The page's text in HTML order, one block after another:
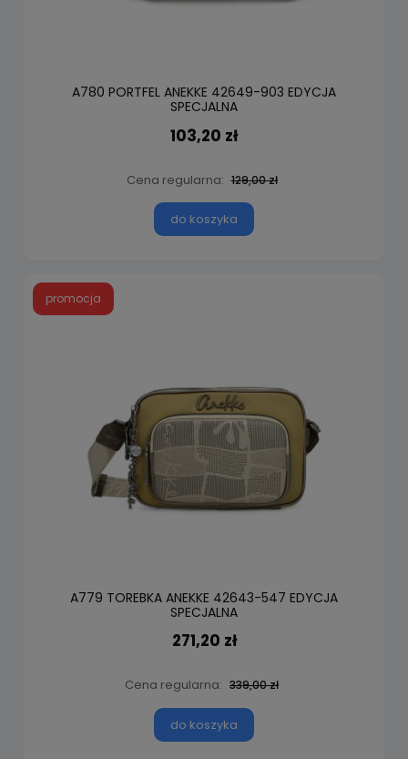
A780 PORTFEL ANEKKE 42649-903 EDYCJA
SPECJALNA
103,20 zł
Cena regularna: 129,00 zł
do koszyka
A779 TOREBKA ANEKKE 42643-547 EDYCJA
SPECJALNA
271,20 zł
Cena regularna: 339,00 zł
do koszyka
promocja